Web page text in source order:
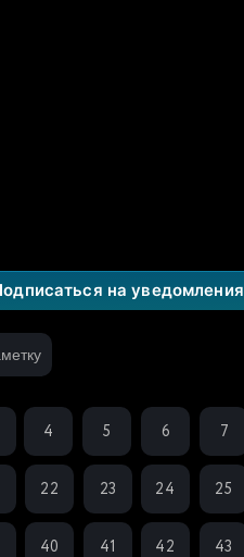
на уведомления
4 5 6 7
22 23 24 25
40 41 42 43